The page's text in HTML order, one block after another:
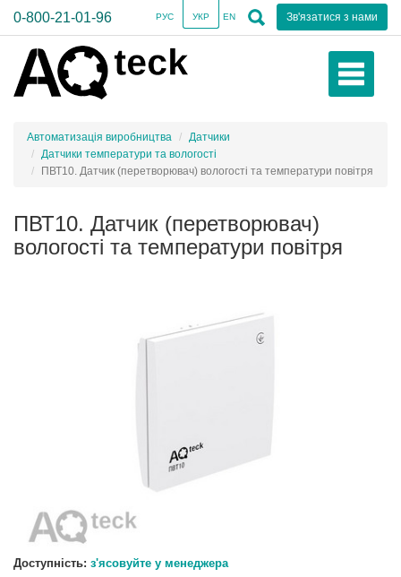
0-800-21-01-96 Зв'язатися з нами
РУС УКР EN
Автоматизація виробництва
Датчики
Датчики температури та вологості
ПВТ10. Датчик (перетворювач) вологості та температури повітря
ПВТ10. Датчик (перетворювач)
вологості та температури повітря
Доступність: з'ясовуйте у менеджера